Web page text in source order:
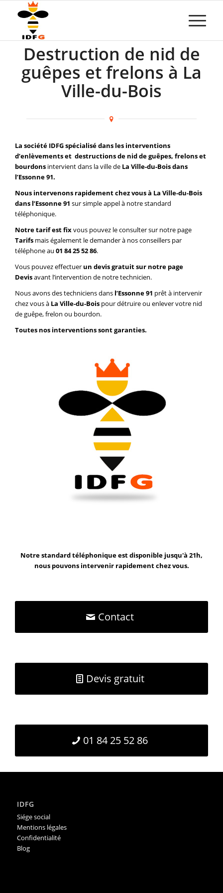
Destruction de nid de
guêpes et frelons à La
Ville-du-Bois
La société IDFG spécialisé dans les interventions
d’enlèvements et destructions de nid de guêpes, frelons et
bourdons intervient dans la ville de La Ville-du-Bois dans
l’Essonne 91.
Nous intervenons rapidement chez vous à La Ville-du-Bois
dans l’Essonne 91 sur simple appel à notre standard
téléphonique.
Notre tarif est fixvous pouvez le consulter sur notre page
Tarifs mais également le demander à nos conseillers par
téléphone au 01 84 25 52 86.
Vous pouvez effectuer un devis gratuit sur notre page
Devisavant l’intervention de notre technicien.
Nous avons des techniciens dans l’Essonne 91 prêt à intervenir
chez vous à La Ville-du-Bois pour détruire ou enlever votre nid
de guêpe, frelon ou bourdon.
Toutes nos interventions sont garanties.
Notre standard téléphonique est disponible jusqu'à 21h,
nous pouvons intervenir rapidement chez vous.
Contact
Devis gratuit
01 84 25 52 86
IDFG
Siége social
Mentions légales
Confidentialité
Blog